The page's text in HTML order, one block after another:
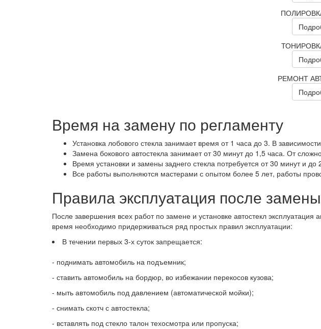
РЕМОНТ
Время на замену по регламенту
Установка лобового стекла занимает время от 1 часа до 3. В
Замена бокового автостекла занимает от 30 минут до 1,5 часа. От
Время установки и замены заднего стекла потребуется от 30 минут и
Все работы выполняются мастерами с опытом более 5 лет, работы
Правила эксплуатация после
После завершения всех работ по замене и установке автостекл
время необходимо придерживаться ряд простых правил эксплуатации:
В течении первых 3-х суток запрещается:
- поднимать автомобиль на подъемник;
- ставить автомобиль на бордюр, во избежании перекосов кузова;
- мыть автомобиль под давлением (автоматической мойки);
- снимать скотч с автостекла;
- вставлять под стекло талон техосмотра или пропуска;